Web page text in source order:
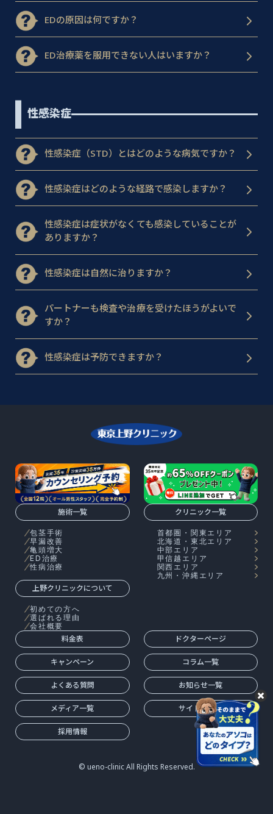
EDの原因は何ですか？
ED治療薬を服用できない人はいますか？
性感染症
性感染症（STD）とはどのような病気ですか？
性感染症はどのような経路で感染しますか？
性感染症は症状がなくても感染していることが
ありますか？
性感染症は自然に治りますか？
パートナーも検査や治療を受けたほうがよいで
すか？
性感染症は予防できますか？
施術一覧
包茎手術
早漏改善
亀頭増大
ED治療
性病治療
クリニック一覧
首都圏・関東エリア
北海道・東北エリア
中部エリア
甲信越エリア
関西エリア
九州・沖縄エリア
上野クリニックについて
初めての方へ
選ばれる理由
会社概要
料金表 ドクターページ
キャンペーン コラム一覧
よくある質問 お知らせ一覧
メディア一覧 サイトマップ
採用情報
© ueno-clinic All Rights Reserved.